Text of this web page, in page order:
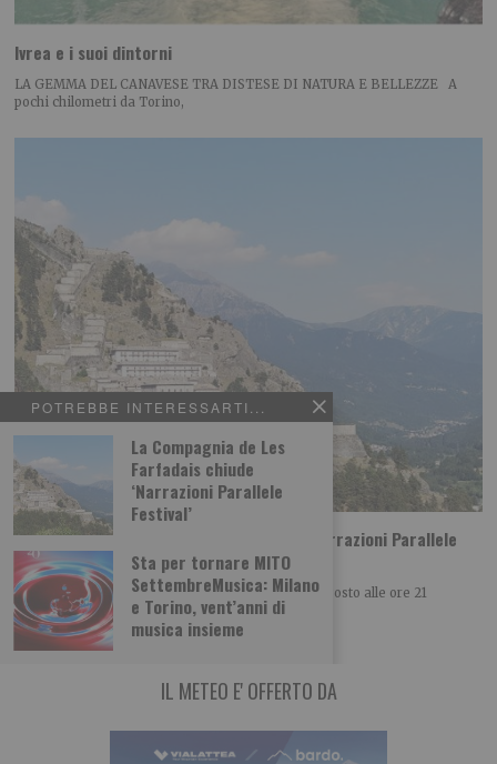
POTREBBE INTERESSARTI...
La Compagnia de Les
Farfadais chiude
‘Narrazioni Parallele
Festival’
Sta per tornare MITO
SettembreMusica: Milano
e Torino, vent’anni di
musica insieme
Ivrea e i suoi dintorni
LA GEMMA DEL CANAVESE TRA DISTESE DI NATURA E BELLEZZE A
pochi chilometri da Torino,
La Compagnia de Les Farfadais chiude ‘Narrazioni Parallele
Festival’
Nella cornice del Forte di Fenestrelle dal 12 al 15 agosto alle ore 21
‘Narrazioni Parallele
IL METEO E' OFFERTO DA